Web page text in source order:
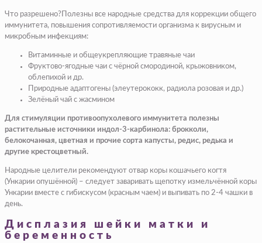
Что разрешено?Полезны все народные средства для коррекции общего
иммунитета, повышения сопротивляемости организма к вирусным и
микробным инфекциям:
Витаминные и общеукрепляющие травяные чаи
Фруктово-ягодные чаи с чёрной смородиной, крыжовником,
облепихой и др.
Природные адаптогены (элеутерококк, радиола розовая и др.)
Зелёный чай с жасмином
Для стимуляции противоопухолевого иммунитета полезны
растительные источники индол-3-карбинола: брокколи,
белокочанная, цветная и прочие сорта капусты, редис, редька и
другие крестоцветный.
Народные целители рекомендуют отвар коры кошачьего когтя
(Ункарии опушённой) – следует заваривать щепотку измельчённой коры
Ункарии вместе с гибискусом (красным чаем) и выпивать по 2-4 чашки в
день.
Дисплазия шейки матки и
беременность